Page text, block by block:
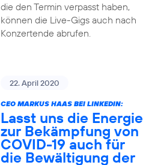
die den Termin verpasst haben,
können die Live-Gigs auch nach
Konzertende abrufen.
22. April 2020
CEO MARKUS HAAS BEI LINKEDIN:
Lasst uns die Energie
zur Bekämpfung von
COVID-19 auch für
die Bewältigung der